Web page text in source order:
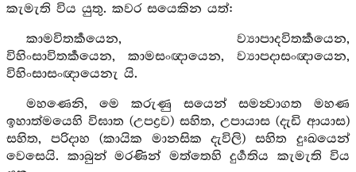
කැමැති විය යුතු. කවර සයෙකින යත්:
කාමවිතර්‍කයෙන, ව්‍යාපාදවිතර්‍කයෙන,
විහිංසාවිතර්‍කයෙන, කාමසංඥායෙන, ව්‍යාපදාසංඥායෙන,
විහිංසාසංඥායෙනැ යි.
මහණෙනි, මෙ කරුණු සයෙන් සමන්‍වාගත මහණ
ඉහාත්මයෙහි විඝාත (උපද්‍රව) සහිත, උපායාස (දැඩි ආයාස)
සහිත, පරිදාහ (කායික මානසික දැවිලි) සහිත දුඃඛයෙන්
වෙසෙයි. කාබුන් මරණින් මත්තෙහි දුර්‍ගතිය කැමැති විය